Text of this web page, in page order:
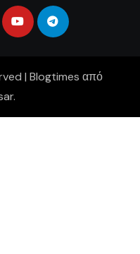
| Blogtimes από
.